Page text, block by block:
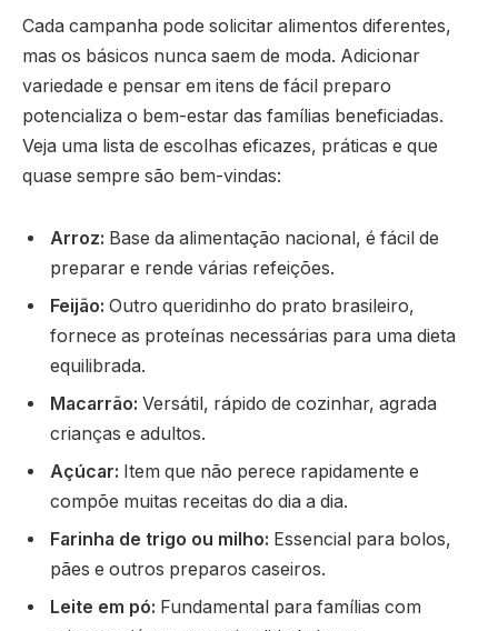
Cada campanha pode solicitar alimentos diferentes,
mas os básicos nunca saem de moda. Adicionar
variedade e pensar em itens de fácil preparo
potencializa o bem-estar das famílias beneficiadas.
Veja uma lista de escolhas eficazes, práticas e que
quase sempre são bem-vindas:
Arroz: Base da alimentação nacional, é fácil de
preparar e rende várias refeições.
Feijão: Outro queridinho do prato brasileiro,
fornece as proteínas necessárias para uma dieta
equilibrada.
Macarrão: Versátil, rápido de cozinhar, agrada
crianças e adultos.
Açúcar: Item que não perece rapidamente e
compõe muitas receitas do dia a dia.
Farinha de trigo ou milho: Essencial para bolos,
pães e outros preparos caseiros.
Leite em pó: Fundamental para famílias com